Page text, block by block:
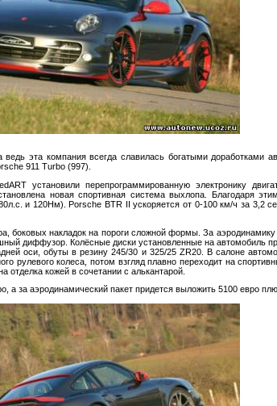
эта компания всегда славилась богатыми доработками
911 Turbo (997).
установили перепрограммированную электронику
новая спортивная система выхлопа. Благодаря
и 120Нм). Porsche BTR II ускоряется от 0-100 км/ч за 3,2
боковых накладок на пороги сложной формы. За
диффузор. Колёсные диски установленные на автомобиль
оси, обуты в резину 245/30 и 325/25 ZR20. В салоне
рулевого колеса, потом взгляд плавно переходит на
кожей в сочетании с алькантарой.
а за аэродинамический пакет придется выложить 5100 евро